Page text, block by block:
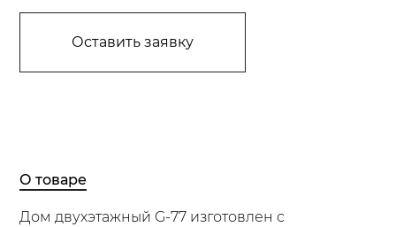
Оставить заявку
О товаре
Дом двухэтажный G-77 изготовлен с